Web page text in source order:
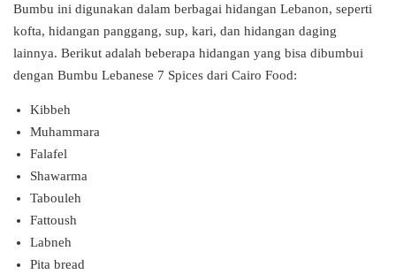
Bumbu ini digunakan dalam berbagai hidangan Lebanon, seperti
kofta, hidangan panggang, sup, kari, dan hidangan daging
lainnya. Berikut adalah beberapa hidangan yang bisa dibumbui
dengan Bumbu Lebanese 7 Spices dari Cairo Food:
Kibbeh
Muhammara
Falafel
Shawarma
Tabouleh
Fattoush
Labneh
Pita bread